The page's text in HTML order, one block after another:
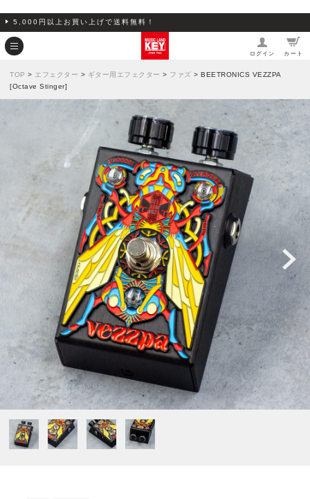
5,000円以上お買い上げで送料無料！
ログイン カート
TOP > エフェクター > ギター用エフェクター > ファズ > BEETRONICS VEZZPA
[Octave Stinger]